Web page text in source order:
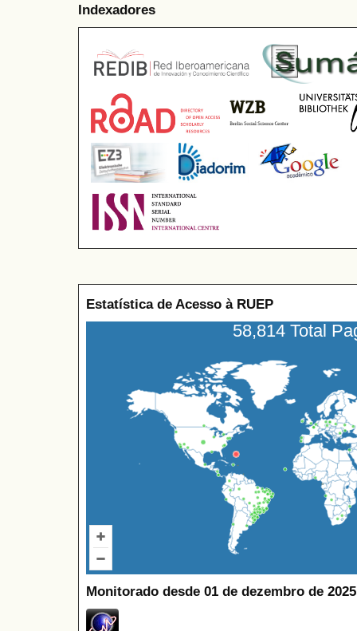
Indexadores
Estatística de Acesso à RUEP
58,814 Total
Monitorado desde 01 de dezembro de